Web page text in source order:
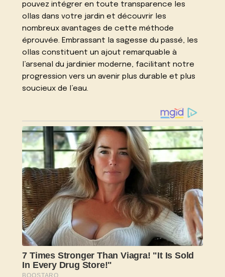
pouvez intégrer en toute transparence les
ollas dans votre jardin et découvrir les
nombreux avantages de cette méthode
éprouvée. Embrassant la sagesse du passé, les
ollas constituent un ajout remarquable à
l’arsenal du jardinier moderne, facilitant notre
progression vers un avenir plus durable et plus
soucieux de l’eau.